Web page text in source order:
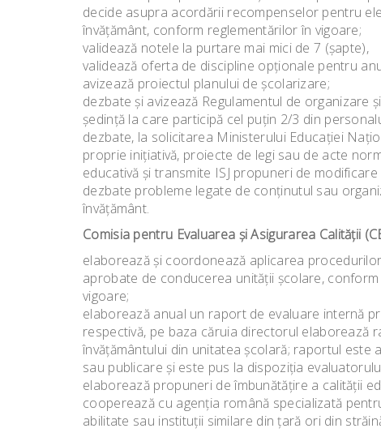
decide asupra acordării recompenselor pentru
învăţământ, conform reglementărilor în vigoare;
validează notele la purtare mai mici de 7 (şapte),
validează oferta de discipline opţionale pentru
avizează proiectul planului de şcolarizare;
dezbate şi avizează Regulamentul de organizare
şedinţă la care participă cel puţin 2/3 din
dezbate, la solicitarea Ministerului Educaţiei
proprie iniţiativă, proiecte de legi sau de acte
educativă şi transmite ISJ propuneri de
dezbate probleme legate de conţinutul sau
învăţământ.
Comisia pentru Evaluarea şi Asigurarea Calităţii
elaborează şi coordonează aplicarea
aprobate de conducerea unităţii şcolare,
vigoare;
elaborează anual un raport de evaluare internă
respectivă, pe baza căruia directorul elaborează
învăţământului din unitatea şcolară; raportul
sau publicare şi este pus la dispoziţia
elaborează propuneri de îmbunătăţire a calităţii
cooperează cu agenţia română specializată
abilitate sau instituţii similare din ţară ori din